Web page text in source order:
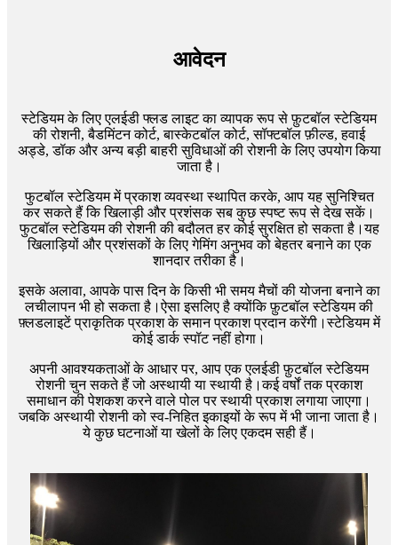
आवेदन
स्टेडियम के लिए एलईडी फ्लड लाइट का व्यापक रूप से फ़ुटबॉल स्टेडियम
की रोशनी, बैडमिंटन कोर्ट, बास्केटबॉल कोर्ट, सॉफ्टबॉल फ़ील्ड, हवाई
अड्डे, डॉक और अन्य बड़ी बाहरी सुविधाओं की रोशनी के लिए उपयोग किया
जाता है।
फुटबॉल स्टेडियम में प्रकाश व्यवस्था स्थापित करके, आप यह सुनिश्चित
कर सकते हैं कि खिलाड़ी और प्रशंसक सब कुछ स्पष्ट रूप से देख सकें।
फुटबॉल स्टेडियम की रोशनी की बदौलत हर कोई सुरक्षित हो सकता है।यह
खिलाड़ियों और प्रशंसकों के लिए गेमिंग अनुभव को बेहतर बनाने का एक
शानदार तरीका है।
इसके अलावा, आपके पास दिन के किसी भी समय मैचों की योजना बनाने का
लचीलापन भी हो सकता है।ऐसा इसलिए है क्योंकि फ़ुटबॉल स्टेडियम की
फ़्लडलाइटें प्राकृतिक प्रकाश के समान प्रकाश प्रदान करेंगी।स्टेडियम में
कोई डार्क स्पॉट नहीं होगा।
अपनी आवश्यकताओं के आधार पर, आप एक एलईडी फ़ुटबॉल स्टेडियम
रोशनी चुन सकते हैं जो अस्थायी या स्थायी है।कई वर्षों तक प्रकाश
समाधान की पेशकश करने वाले पोल पर स्थायी प्रकाश लगाया जाएगा।
जबकि अस्थायी रोशनी को स्व-निहित इकाइयों के रूप में भी जाना जाता है।
ये कुछ घटनाओं या खेलों के लिए एकदम सही हैं।